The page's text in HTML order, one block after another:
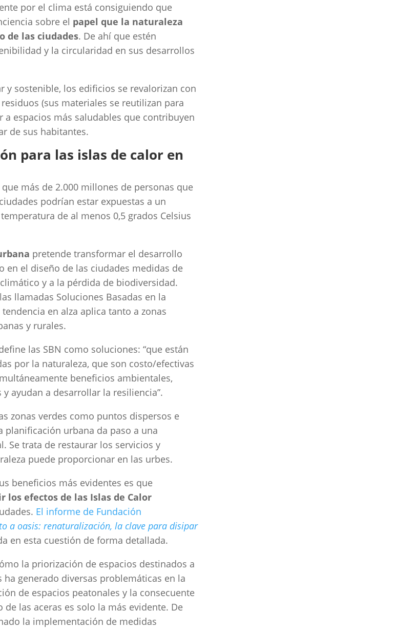
por el clima está consiguiendo que
sobre el papel que la naturaleza
de las ciudades. De ahí que estén
y la circularidad en sus desarrollos
y sostenible, los edificios se revalorizan con
(sus materiales se reutilizan para
a espacios más saludables que contribuyen
de sus habitantes.
para las islas de calor en
más de 2.000 millones de personas que
podrían estar expuestas a un
de al menos 0,5 grados Celsius
pretende transformar el desarrollo
en el diseño de las ciudades medidas de
y a la pérdida de biodiversidad.
llamadas Soluciones Basadas en la
tendencia en alza aplica tanto a zonas
y rurales.
las SBN como soluciones: “que están
por la naturaleza, que son costo/efectivas
beneficios ambientales,
ayudan a desarrollar la resiliencia”.
zonas verdes como puntos dispersos e
planificación urbana da paso a una
Se trata de restaurar los servicios y
puede proporcionar en las urbes.
beneficios más evidentes es que
los efectos de las Islas de Calor
El informe de Fundación
a oasis: renaturalización, la clave para disipar
en esta cuestión de forma detallada.
la priorización de espacios destinados a
generado diversas problemáticas en la
de espacios peatonales y la consecuente
las aceras es solo la más evidente. De
la implementación de medidas